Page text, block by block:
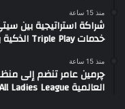
منذ 15 ساعة
شراكة استراتيجية بين
خدمات Triple Play الذكية بمشروع داون تاون بالعلمين الجديدة
منذ 15 ساعة
العالمية All Ladies League عن الإعلام الرقمي والتجارة الإلكترونية